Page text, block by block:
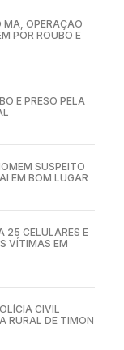
MA, OPERAÇÃO
POR ROUBO E
É PRESO PELA
SUSPEITO
EM BOM LUGAR
25 CELULARES E
VÍTIMAS EM
CIVIL
RURAL DE TIMON